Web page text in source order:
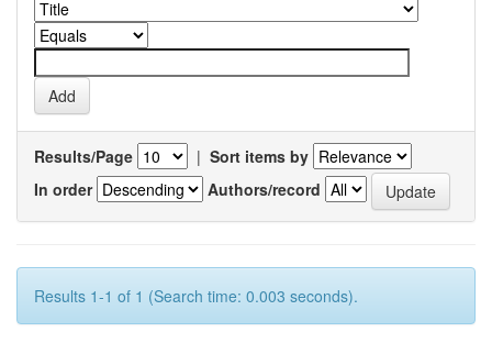
Results/Page | Sort items by
In order
Authors/record
Results 1-1 of 1 (Search time: 0.003 seconds).